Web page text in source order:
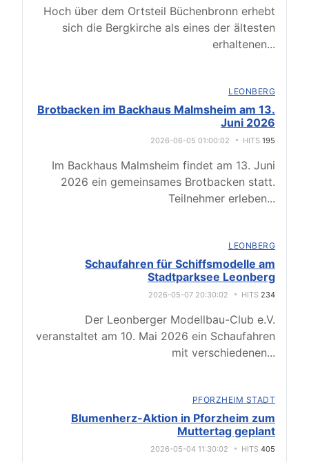
Hoch über dem Ortsteil Büchenbronn erhebt
sich die Bergkirche als eines der ältesten
erhaltenen...
LEONBERG
Brotbacken im Backhaus Malmsheim am 13.
Juni 2026
2026-06-05 01:00:02 HITS 195
Im Backhaus Malmsheim findet am 13. Juni
2026 ein gemeinsames Brotbacken statt.
Teilnehmer erleben...
LEONBERG
Schaufahren für Schiffsmodelle am
Stadtparksee Leonberg
2026-05-07 20:30:02 HITS 234
Der Leonberger Modellbau-Club e.V.
veranstaltet am 10. Mai 2026 ein Schaufahren
mit verschiedenen...
PFORZHEIM STADT
Blumenherz-Aktion in Pforzheim zum
Muttertag geplant
2026-05-04 11:30:02 HITS 405